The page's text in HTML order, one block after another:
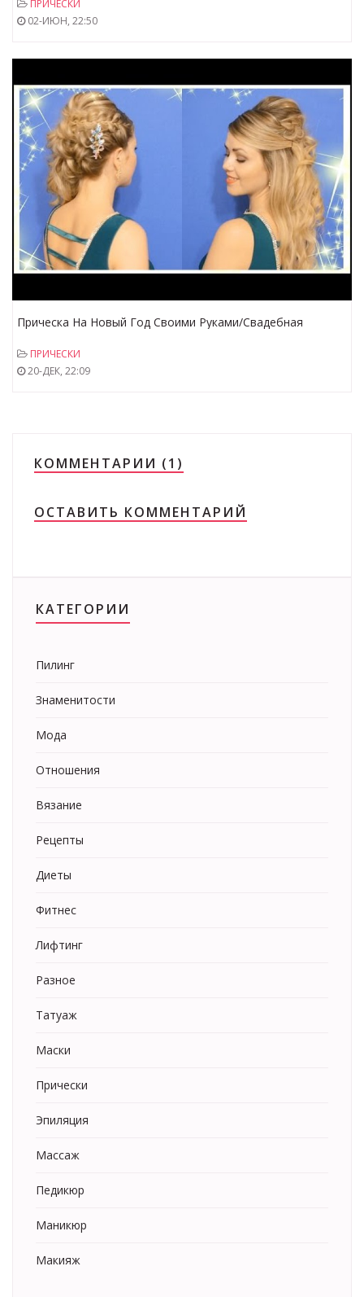
ПРИЧЕСКИ
02-ИЮН, 22:50
Прическа На Новый Год Своими Руками/Свадебная
ПРИЧЕСКИ
20-ДЕК, 22:09
КОММЕНТАРИИ (1)
ОСТАВИТЬ КОММЕНТАРИЙ
КАТЕГОРИИ
Пилинг
Знаменитости
Мода
Отношения
Вязание
Рецепты
Диеты
Фитнес
Лифтинг
Разное
Татуаж
Маски
Прически
Эпиляция
Массаж
Педикюр
Маникюр
Макияж